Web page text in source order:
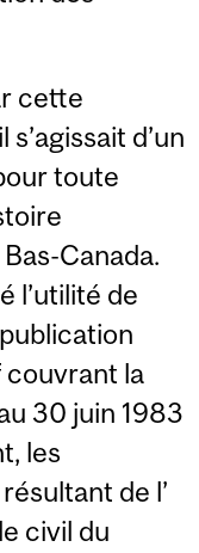
cette
d’un
toute
Canada.
l’utilité de
couvrant la
30 juin 1983
les
de l’
civil du